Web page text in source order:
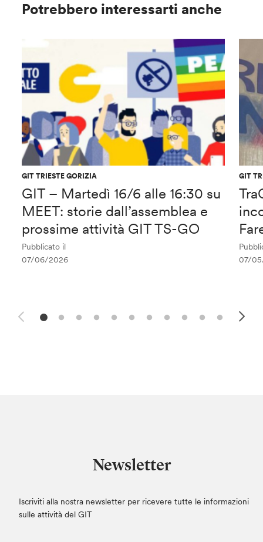
Potrebbero interessarti anche
GIT TRIESTE GORIZIA
GIT – Martedì 16/6 alle 16:30 su
MEET: storie dall’assemblea e
prossime attività GIT TS-GO
Pubblicato il
07/06/2026
GIT
07/
Newsletter
Iscriviti alla nostra newsletter per ricevere tutte le informazioni
sulle attività del GIT